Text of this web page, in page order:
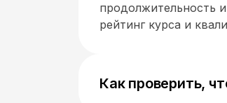
продолжительность
рейтинг курса и
Как проверить,